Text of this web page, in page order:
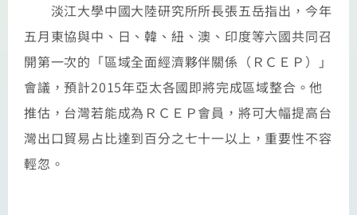
淡江大學中國大陸研究所所長張五岳指出，今年
五月東協與中、日、韓、紐、澳、印度等六國共同召
開第一次的「區域全面經濟夥伴關係（ＲＣＥＰ）」
會議，預計2015年亞太各國即將完成區域整合。他
推估，台灣若能成為ＲＣＥＰ會員，將可大幅提高台
灣出口貿易占比達到百分之七十一以上，重要性不容
輕忽。